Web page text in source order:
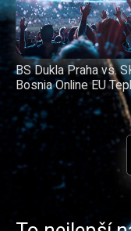
BS Dukla Praha vs.
Bosnia Online EU